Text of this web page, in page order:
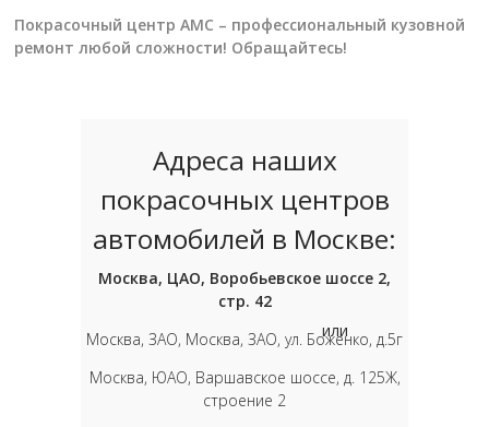
Покрасочный центр АМС – профессиональный кузовной
ремонт любой сложности! Обращайтесь!
Адреса наших
покрасочных центров
автомобилей в Москве:
Москва, ЦАО, Воробьевское шоссе 2,
стр. 42
Москва, ЗАО, Москва, ЗАО, ул. Боженко, д.5г
Москва, ЮАО, Варшавское шоссе, д. 125Ж,
строение 2
или